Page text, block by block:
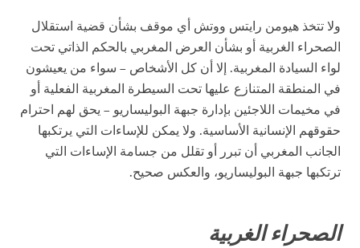
ولا تتخذ هيومن رايتس ووتش أي موقف بشأن قضية استقلال
الصحراء الغربية أو بشأن العرض المغربي بالحكم الذاتي تحت
لواء السيادة المغربية. إلا أن كل الأشخاص – سواء من يعيشون
في المنطقة المتنازع عليها تحت السيطرة المغربية الفعلية أو
في مخيمات اللاجئين بإدارة جبهة البوليساريو – يحق لهم احترام
حقوقهم الإنسانية الأساسية. ولا يمكن للإساءات التي يرتكبها
الجانب المغربي أن تبرر أو تقلل من جسامة الإساءات التي
ترتكبها جبهة البوليساريو، والعكس صحيح.
الصحراء الغربية